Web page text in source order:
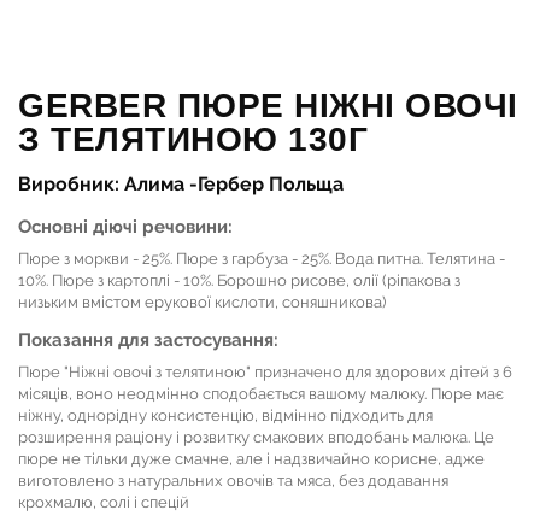
GERBER ПЮРЕ НІЖНІ ОВОЧІ
З ТЕЛЯТИНОЮ 130Г
Виробник: Алима -Гербер Польща
Основні діючі речовини:
Пюре з моркви - 25%. Пюре з гарбуза - 25%. Вода питна. Телятина -
10%. Пюре з картоплі - 10%. Борошно рисове, олії (ріпакова з
низьким вмістом ерукової кислоти, соняшникова)
Показання для застосування:
Пюре "Ніжні овочі з телятиною" призначено для здорових дітей з 6
місяців, воно неодмінно сподобається вашому малюку. Пюре має
ніжну, однорідну консистенцію, відмінно підходить для
розширення раціону і розвитку смакових вподобань малюка. Це
пюре не тільки дуже смачне, але і надзвичайно корисне, адже
виготовлено з натуральних овочів та мяса, без додавання
крохмалю, солі і спецій